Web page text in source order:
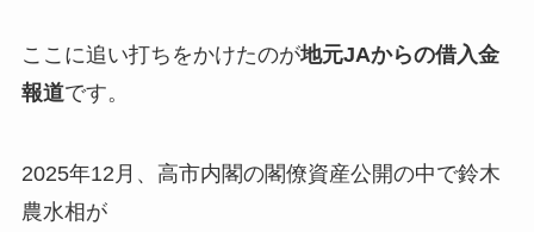
ここに追い打ちをかけたのが地元JAからの借入金
報道です。
2025年12月、高市内閣の閣僚資産公開の中で鈴木
農水相が